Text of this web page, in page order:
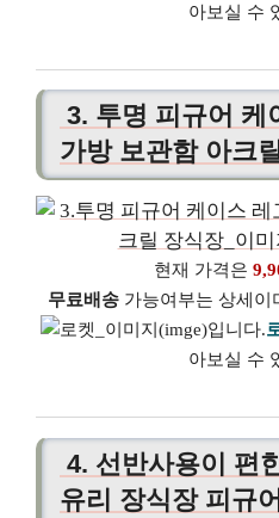
아보실 수
3. 투명 피규어 케
가방 보관함 아크
현재 가격은
무료배송가능여부는 상세이
아보실 수
4. 선반사용이 편
유리 장식장 피규